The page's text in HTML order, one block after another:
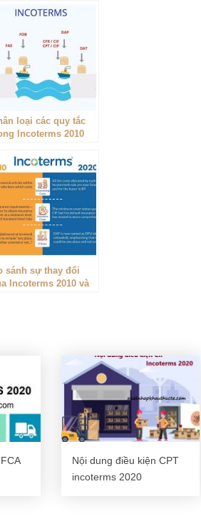
loại các quy tắc
Incoterms 2010
sánh sự thay đổi
Incoterms 2010 và
Nội dung điều kiện CPT
incoterms 2020